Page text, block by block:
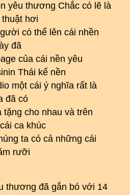
yêu thương Chắc có lẽ là
hơi
có thể lên cái nhền
đã
của cái nền yêu
Thái kế nền
một cái ý nghĩa rất là
đã có
cho nhau và trên
ca khúc
ta có cả những cái
rưỡi
thương đã gắn bó với 14